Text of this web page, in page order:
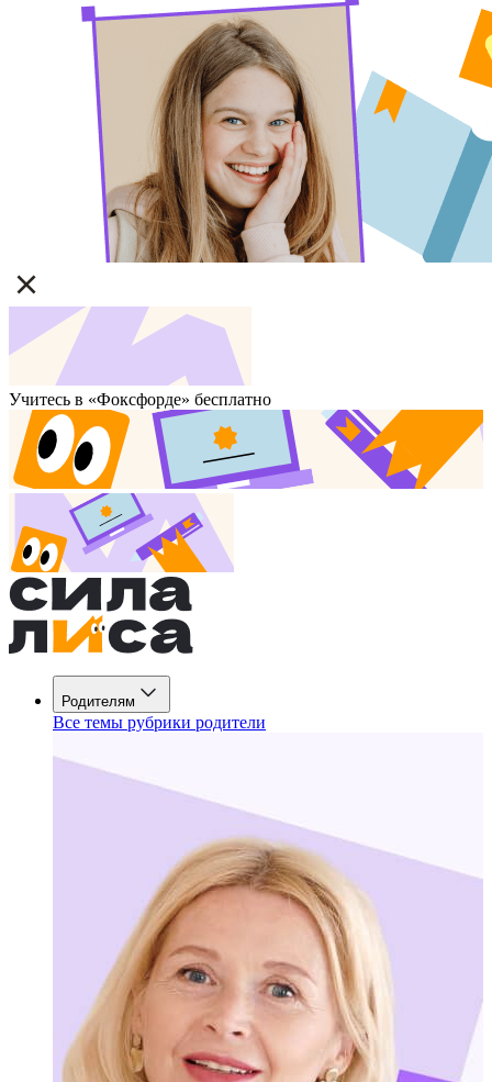
Учитесь в «Фоксфорде» бесплатно
Родителям
Все темы рубрики родители